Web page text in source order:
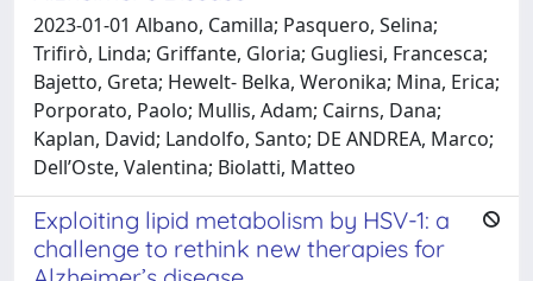
2023-01-01 Albano, Camilla; Pasquero, Selina;
Trifirò, Linda; Griffante, Gloria; Gugliesi, Francesca;
Bajetto, Greta; Hewelt- Belka, Weronika; Mina, Erica;
Porporato, Paolo; Mullis, Adam; Cairns, Dana;
Kaplan, David; Landolfo, Santo; DE ANDREA, Marco;
Dell’Oste, Valentina; Biolatti, Matteo
Exploiting lipid metabolism by HSV-1: a
challenge to rethink new therapies for